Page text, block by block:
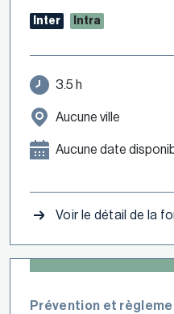
Inter Intra
3.5 h
Aucune ville
Aucune date
Voir le détail de la
Prévention et